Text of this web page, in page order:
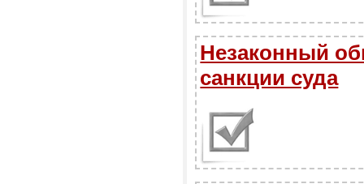
Незаконный
санкции суда